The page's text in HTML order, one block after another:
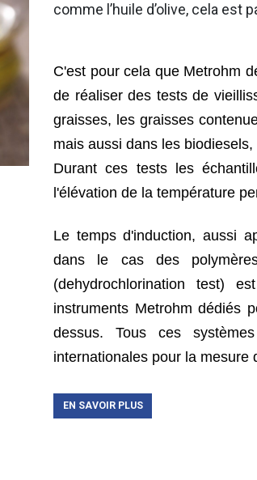
comme l’huile d’olive, cela est
C'est pour cela que Metrohm
de réaliser des tests de
graisses, les graisses
mais aussi dans les biodiesels,
Durant ces tests les
l'élévation de la température
Le temps d'induction, aussi
dans le cas des
(dehydrochlorination test)
instruments Metrohm dédiés
dessus. Tous ces
internationales pour la mesure
EN SAVOIR PLUS